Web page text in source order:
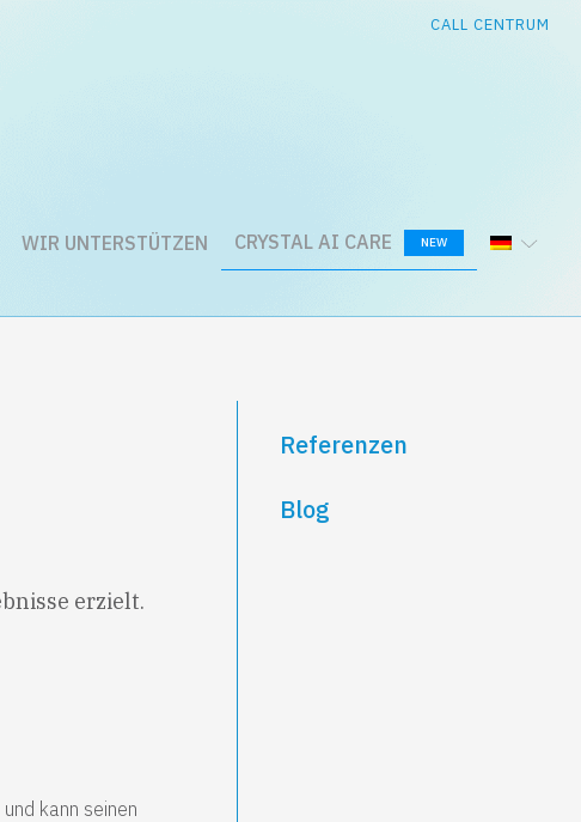
CALL CENTRUM
WIR UNTERSTÜTZEN CRYSTAL AI CARE NEW
erzielt.
kann seinen
Referenzen
Blog